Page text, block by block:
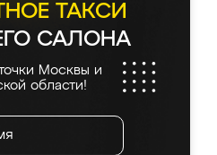
ТАКСИ
САЛОНА
Москвы и
области!